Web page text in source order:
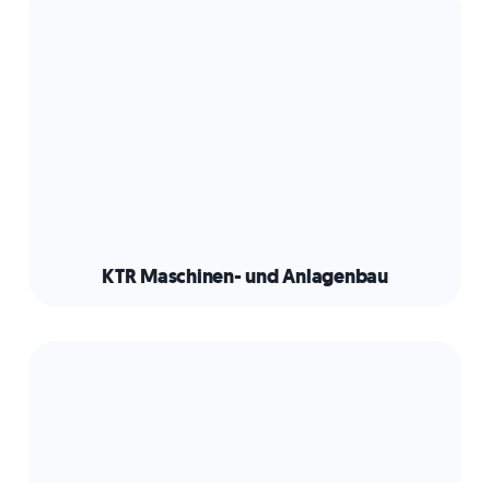
KTR Maschinen- und Anlagenbau